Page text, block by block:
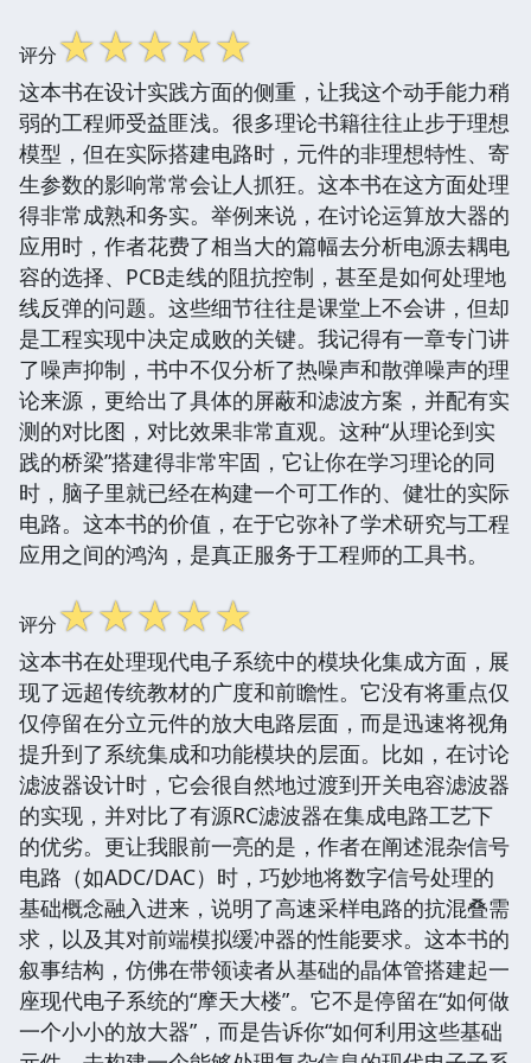
评分☆☆☆☆☆
这本书在设计实践方面的侧重，让我这个动手能力稍
弱的工程师受益匪浅。很多理论书籍往往止步于理想
模型，但在实际搭建电路时，元件的非理想特性、寄
生参数的影响常常会让人抓狂。这本书在这方面处理
得非常成熟和务实。举例来说，在讨论运算放大器的
应用时，作者花费了相当大的篇幅去分析电源去耦电
容的选择、PCB走线的阻抗控制，甚至是如何处理地
线反弹的问题。这些细节往往是课堂上不会讲，但却
是工程实现中决定成败的关键。我记得有一章专门讲
了噪声抑制，书中不仅分析了热噪声和散弹噪声的理
论来源，更给出了具体的屏蔽和滤波方案，并配有实
测的对比图，对比效果非常直观。这种“从理论到实
践的桥梁”搭建得非常牢固，它让你在学习理论的同
时，脑子里就已经在构建一个可工作的、健壮的实际
电路。这本书的价值，在于它弥补了学术研究与工程
应用之间的鸿沟，是真正服务于工程师的工具书。
评分☆☆☆☆☆
这本书在处理现代电子系统中的模块化集成方面，展
现了远超传统教材的广度和前瞻性。它没有将重点仅
仅停留在分立元件的放大电路层面，而是迅速将视角
提升到了系统集成和功能模块的层面。比如，在讨论
滤波器设计时，它会很自然地过渡到开关电容滤波器
的实现，并对比了有源RC滤波器在集成电路工艺下
的优劣。更让我眼前一亮的是，作者在阐述混杂信号
电路（如ADC/DAC）时，巧妙地将数字信号处理的
基础概念融入进来，说明了高速采样电路的抗混叠需
求，以及其对前端模拟缓冲器的性能要求。这本书的
叙事结构，仿佛在带领读者从基础的晶体管搭建起一
座现代电子系统的“摩天大楼”。它不是停留在“如何做
一个小小的放大器”，而是告诉你“如何利用这些基础